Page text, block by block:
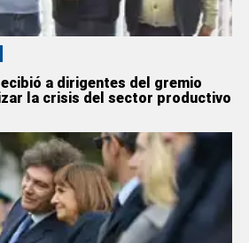
a dirigentes del gremio
la crisis del sector productivo